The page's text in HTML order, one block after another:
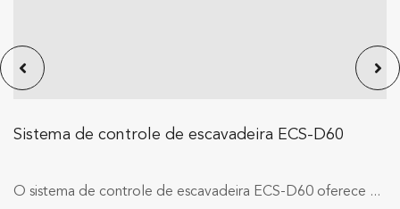
Sistema de controle de escavadeira ECS-D60
O sistema de controle de escavadeira ECS-D60 oferece ...